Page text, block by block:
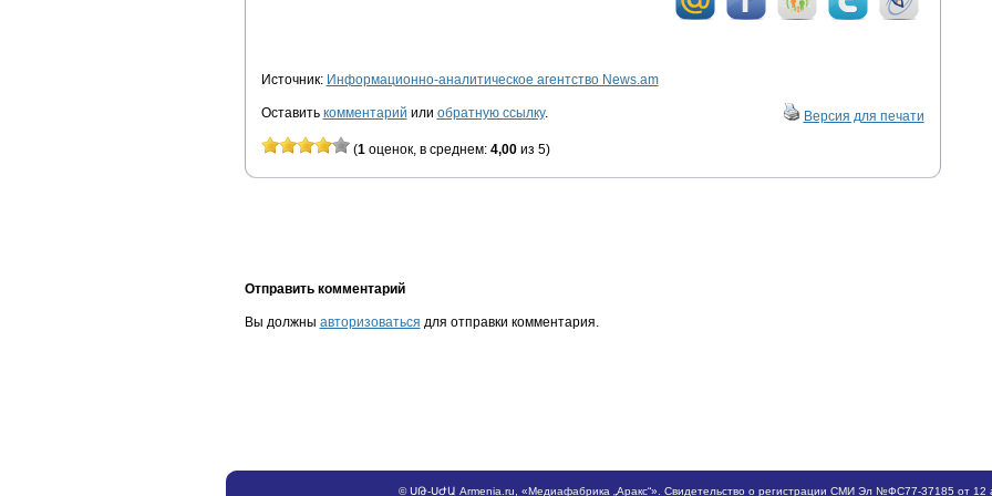
Источник: Информационно-аналитическое агентство News.am
Оставить комментарий или обратную ссылку. Версия для печати
(1 оценок, в среднем: 4,00из 5)
Отправить комментарий
Вы должны авторизоваться для отправки комментария.
©ՍԹ-ՍԺԱ Armenia.ru , «Медиафабрика „Аракс“». Свидетельство о регистрации СМИ Эл №ФС77-37185 от 12